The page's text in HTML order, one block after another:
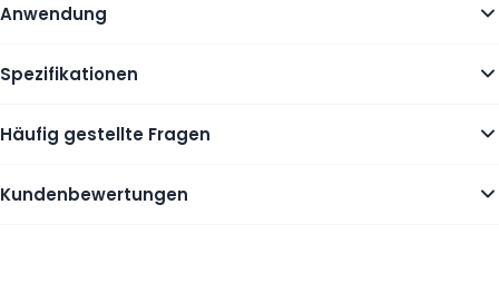
Anwendung
Spezifikationen
Häufig gestellte Fragen
Kundenbewertungen